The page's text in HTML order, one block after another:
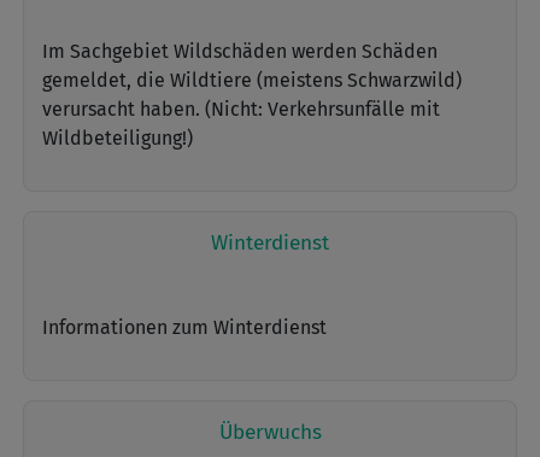
Im Sachgebiet Wildschäden werden Schäden
gemeldet, die Wildtiere (meistens Schwarzwild)
verursacht haben. (Nicht: Verkehrsunfälle mit
Wildbeteiligung!)
Winterdienst
Informationen zum Winterdienst
Überwuchs